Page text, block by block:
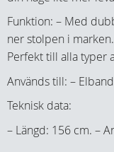
Funktion: – Med
ner stolpen i
Perfekt till alla typer
Används till: –
Teknisk data:
– Längd: 156 cm. –